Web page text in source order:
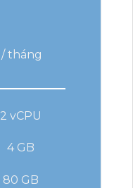
/ tháng
2 vCPU
4 GB
80 GB